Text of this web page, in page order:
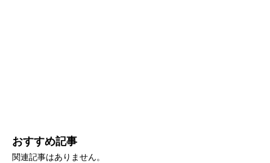
おすすめ記事
関連記事はありません。